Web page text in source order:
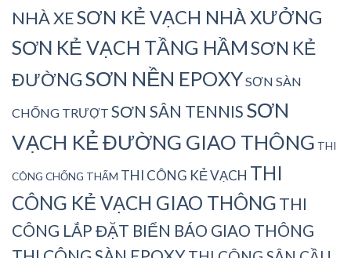
NHÀ XESƠN KẺ VẠCH NHÀ XƯỞNG
SƠN KẺ VẠCH TẦNG HẦMSƠN KẺ
ĐƯỜNGSƠN NỀN EPOXYSƠN SÀN
CHỐNG TRƯỢT SƠN SÂN TENNIS SƠN
VẠCH KẺ ĐƯỜNG GIAO THÔNG THI
CÔNG CHỐNG THẤM THI CÔNG KẺ VẠCH THI
CÔNG KẺ VẠCH GIAO THÔNG THI
CÔNG LẮP ĐẶT BIỂN BÁO GIAO THÔNG